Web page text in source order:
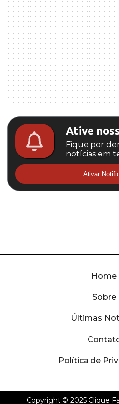
Ative
Fique por
notícias em
Ativar
Home
Sobre
Últimas
Política de
Copyright © 2025 Clique